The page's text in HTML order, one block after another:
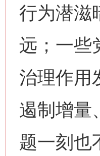
行为潜滋
远；一些
治理作用
遏制增量
题一刻也